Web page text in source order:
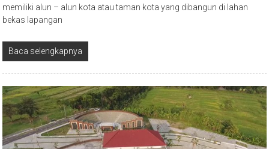
memiliki alun – alun kota atau taman kota yang dibangun di lahan
bekas lapangan
Baca selengkapnya